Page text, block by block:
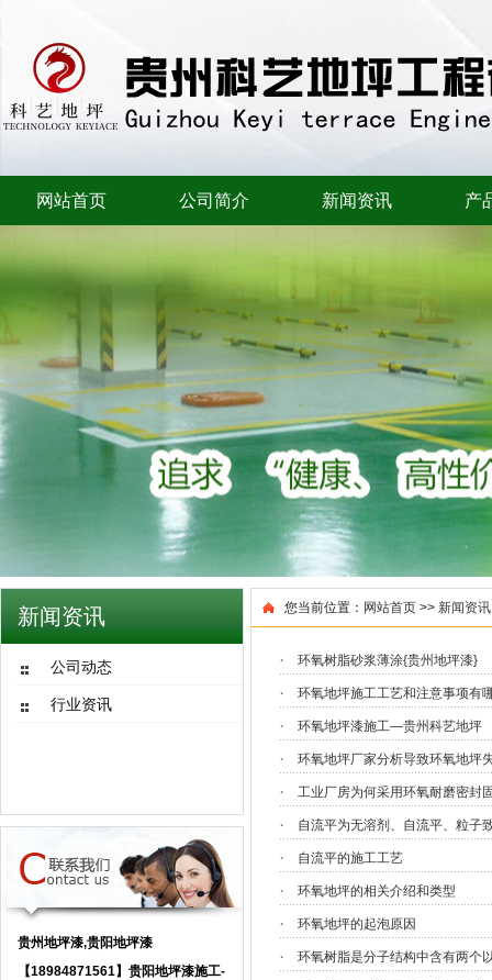
网站首页 公司简介 新闻资讯 产
新闻资讯
公司动态
行业资讯
贵州地坪漆,贵阳地坪漆
【18984871561】贵阳地坪漆施工-
您当前位置： 网站首页 >> 新闻资讯
· 环氧树脂砂浆薄涂{贵州地坪漆}
· 环氧地坪施工工艺和注意事项有
· 环氧地坪漆施工—贵州科艺地坪
· 环氧地坪厂家分析导致环氧地坪
· 工业厂房为何采用环氧耐磨密封
· 自流平为无溶剂、自流平、粒子
· 自流平的施工工艺
· 环氧地坪的相关介绍和类型
· 环氧地坪的起泡原因
· 环氧树脂是分子结构中含有两个